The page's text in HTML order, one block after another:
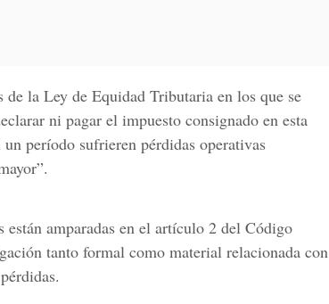
de la Ley de Equidad Tributaria en los que se
ni pagar el impuesto consignado en esta
período sufrieren pérdidas operativas
amparadas en el artículo 2 del Código
tanto formal como material relacionada con